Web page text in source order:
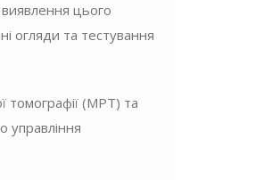
цього
огляди та тестування
томографії (МРТ) та
управління